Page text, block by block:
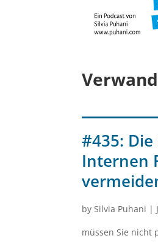
#435:
Internen
bySilvia Puhani |
müssen Sie nicht